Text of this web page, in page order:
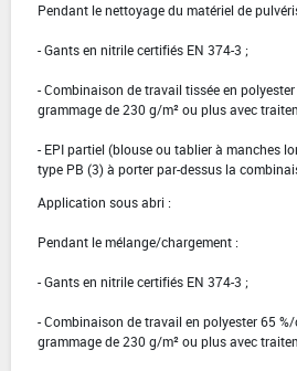
Pendant le nettoyage du matériel de
- Gants en nitrile certifiés EN 374-3 ;
- Combinaison de travail tissée en
grammage de 230 g/m² ou plus avec
- EPI partiel (blouse ou tablier à manches
type PB (3) à porter par-dessus la
Application sous abri :
Pendant le mélange/chargement :
- Gants en nitrile certifiés EN 374-3 ;
- Combinaison de travail en polyester 65
grammage de 230 g/m² ou plus avec